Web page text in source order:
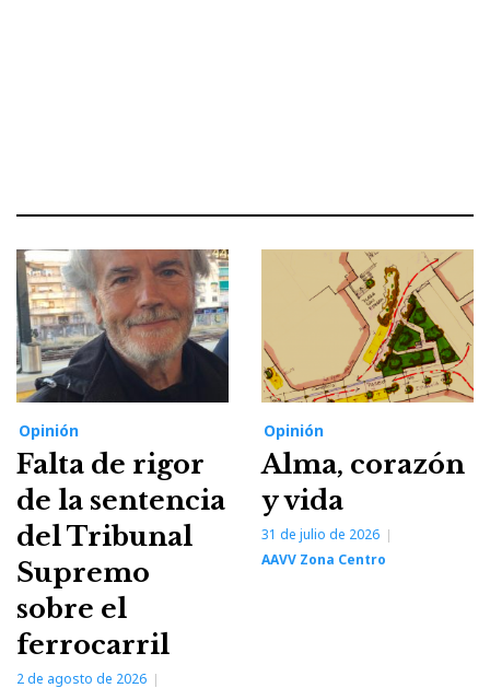
Opinión
Falta de rigor
de la sentencia
del Tribunal
Supremo
sobre el
ferrocarril
2 de agosto de 2026
Opinión
Alma, corazón
y vida
31 de julio de 2026
AAVV Zona Centro